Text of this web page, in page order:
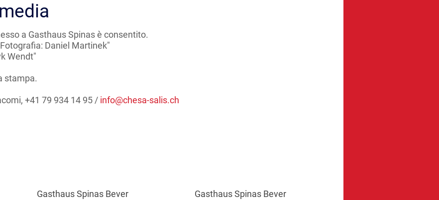
a Gasthaus Spinas è consentito.
Daniel Martinek"
Wendt"
stampa.
+41 79 934 14 95 / info@chesa-salis.ch
Gasthaus Spinas Bever Gasthaus Spinas Bever